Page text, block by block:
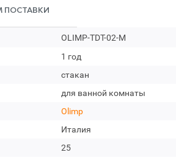
ПОСТАВКИ
OLIMP-TDT-02-M
1 год
стакан
для ванной комнаты
Olimp
Италия
25